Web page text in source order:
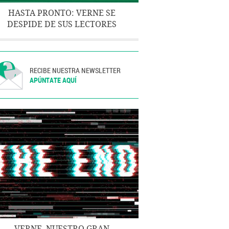
HASTA PRONTO: VERNE SE
DESPIDE DE SUS LECTORES
RECIBE NUESTRA NEWSLETTER
APÚNTATE AQUÍ